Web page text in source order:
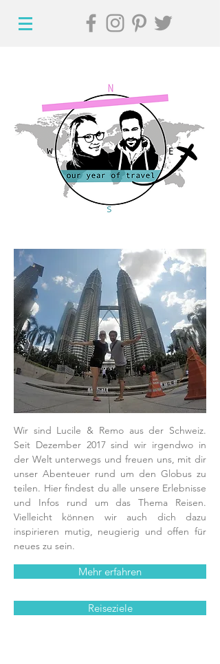
Hi, willkommen auf
unserem Reiseblog!
Wir sind Lucile & Remo aus der Schweiz.
Seit Dezember 2017 sind wir irgendwo in
der Welt unterwegs und freuen uns, mit dir
unser Abenteuer rund um den Globus zu
teilen. Hier findest du alle unsere Erlebnisse
und Infos rund um das Thema Reisen.
Vielleicht können wir auch dich dazu
inspirieren mutig, neugierig und offen für
neues zu sein.
Mehr erfahren
Reiseziele